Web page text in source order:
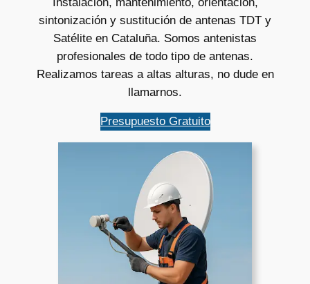
sintonización y sustitución de antenas TDT y
Satélite en Cataluña. Somos antenistas
profesionales de todo tipo de antenas.
Realizamos tareas a altas alturas, no dude en
llamarnos.
Presupuesto Gratuito